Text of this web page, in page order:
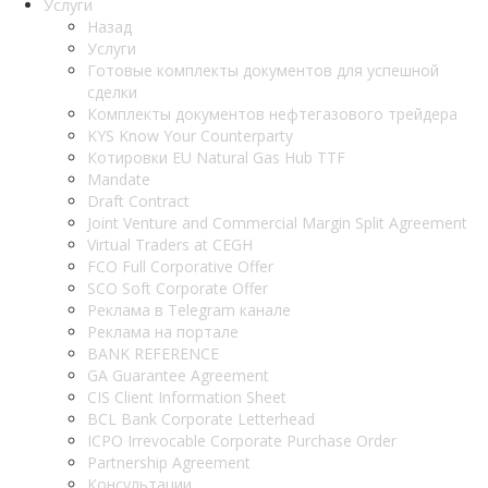
Услуги
Назад
Услуги
Готовые комплекты документов для успешной
сделки
Комплекты документов нефтегазового трейдера
KYS Know Your Counterparty
Котировки EU Natural Gas Hub TTF
Mandate
Draft Contract
Joint Venture and Commercial Margin Split Agreement
Virtual Traders at CEGH
FCO Full Corporative Offer
SCO Soft Corporate Offer
Реклама в Telegram канале
Реклама на портале
BANK REFERENCE
GA Guarantee Agreement
CIS Client Information Sheet
BCL Bank Corporate Letterhead
ICPO Irrevocable Corporate Purchase Order
Partnership Agreement